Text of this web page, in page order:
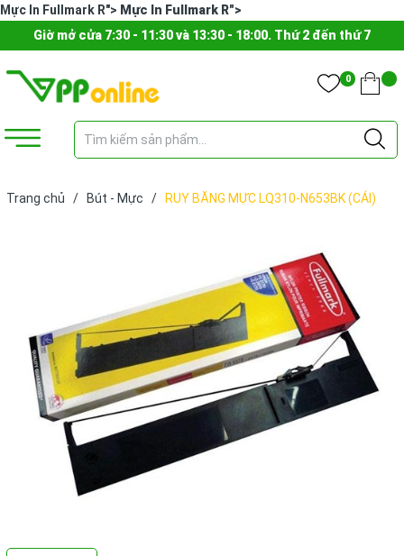
Mực In Fullmark R"> Mực In Fullmark R">
Giờ mở cửa 7:30 - 11:30 và 13:30 - 18:00. Thứ 2 đến thứ 7
0
Trang chủ / Bút - Mực / RUY BĂNG MỰC LQ310-N653BK (CÁI)